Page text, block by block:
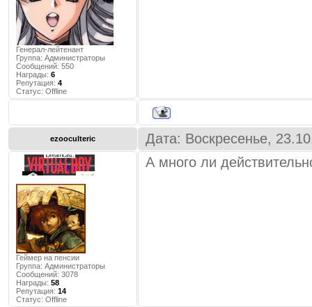
почему на компьютерную
не смотрят как на
игровых приставок так
называемой битвы игровых
Генерал-лейтенант
Группа: Администраторы
Сообщений: 550
Награды: 6
Репутация: 4
Статус: Offline
ezooculteric Дата: Воскресенье,
Геймер на пенсии
Группа: Администраторы
Сообщений: 3078
Награды: 58
Репутация: 14
Статус: Offline
А много ли